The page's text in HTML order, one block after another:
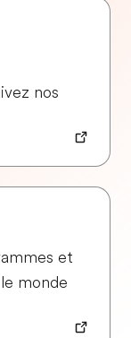
nos
et
monde